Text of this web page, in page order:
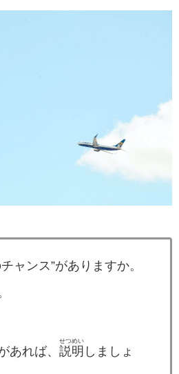
ャンス”がありますか。
あれば、 説明
せつめい
しましょ